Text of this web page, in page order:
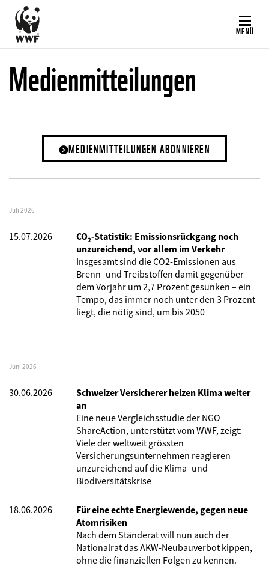
Direkt
zum
Inhalt
MENÜ
Medienmitteilungen
MEDIENMITTEILUNGEN ABONNIEREN
Juli 2026
15.07.2026
CO₂-Statistik: Emissionsrückgang noch
unzureichend, vor allem im Verkehr
Insgesamt sind die CO2-Emissionen aus
Brenn- und Treibstoffen damit gegenüber
dem Vorjahr um 2,7 Prozent gesunken – ein
Tempo, das immer noch unter den 3 Prozent
liegt, die nötig sind, um bis 2050
Juni 2026
30.06.2026
Schweizer Versicherer heizen Klima weiter
an
Eine neue Vergleichsstudie der NGO
ShareAction, unterstützt vom WWF, zeigt:
Viele der weltweit grössten
Versicherungsunternehmen reagieren
unzureichend auf die Klima- und
Biodiversitätskrise
18.06.2026
Für eine echte Energiewende, gegen neue
Atomrisiken
Nach dem Ständerat will nun auch der
Nationalrat das AKW-Neubauverbot kippen,
ohne die finanziellen Folgen zu kennen.